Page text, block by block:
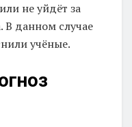
не уйдёт за
В данном случае
учёные.